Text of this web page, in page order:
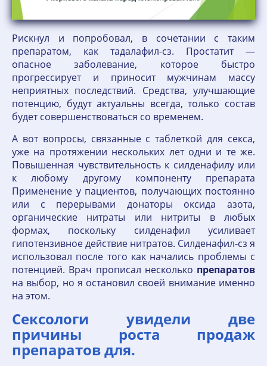
Рискнул и попробовал, в сочетании с таким
препаратом, как тадалафил-сз. Простатит —
опасное заболевание, которое быстро
прогрессирует и приносит мужчинам массу
неприятных последствий. Средства, улучшающие
потенцию, будут актуальны всегда, только состав
будет совершенствоваться со временем.
А вот вопросы, связанные с таблеткой для секса,
уже на протяжении нескольких лет одни и те же.
Повышенная чувствительность к силденафилу или
к любому другому компоненту препарата
Применение у пациентов, получающих постоянно
или с перерывами донаторы оксида азота,
органические нитраты или нитриты в любых
формах, поскольку силденафил усиливает
гипотензивное действие нитратов. Силденафил-сз я
использовал после того как начались проблемы с
потенцией. Врач прописал несколько препаратов
на выбор, но я остановил своей внимание именно
на этом.
Сексологи увидели две
причины роста продаж
препаратов для.